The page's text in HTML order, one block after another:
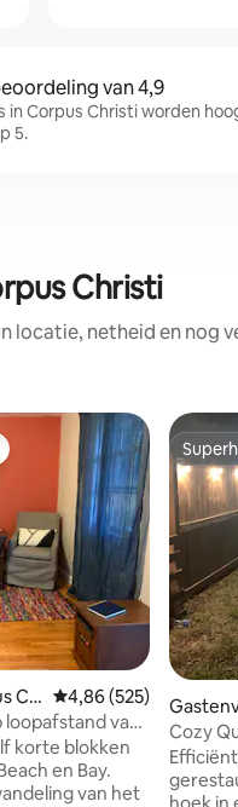
van 4,9
Corpus Christi worden
5.
Christi
locatie, netheid en nog
Ch Gemiddelde
4,86 (525)
loopafstand van
korte blokken
en Bay.
van het
sti
Cozy
Casita